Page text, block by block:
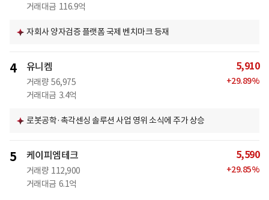
거래대금 116.9억
자회사 양자검증 플랫폼 국제 벤치마크 등재
4 유니켐
거래량 56,975
거래대금 3.4억
5,910
+29.89%
로봇공학·촉각센싱 솔루션 사업 영위 소식에 주가 상승
5 케이피엠테크
거래량 112,900
거래대금 6.1억
5,590
+29.85%